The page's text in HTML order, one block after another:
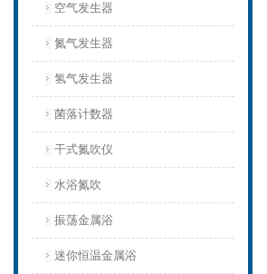
空气发生器
氮气发生器
氢气发生器
菌落计数器
干式氮吹仪
水浴氮吹
振荡金属浴
迷你恒温金属浴